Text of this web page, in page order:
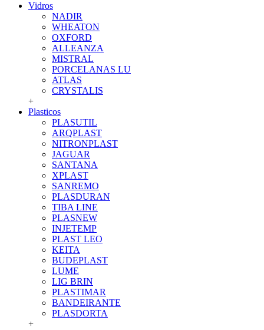
Vidros
NADIR
WHEATON
OXFORD
ALLEANZA
MISTRAL
PORCELANAS LU
ATLAS
CRYSTALIS
+
Plasticos
PLASUTIL
ARQPLAST
NITRONPLAST
JAGUAR
SANTANA
XPLAST
SANREMO
PLASDURAN
TIBA LINE
PLASNEW
INJETEMP
PLAST LEO
KEITA
BUDEPLAST
LUME
LIG BRIN
PLASTIMAR
BANDEIRANTE
PLASDORTA
+